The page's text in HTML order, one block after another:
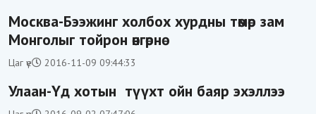
Москва-Бээжинг холбох хурдны төмөр зам
Монголыг тойрон өнгөрнө
Цаг үе 2016-11-09 09:44:33
Улаан-Үд хотын түүхт ойн баяр эхэллээ